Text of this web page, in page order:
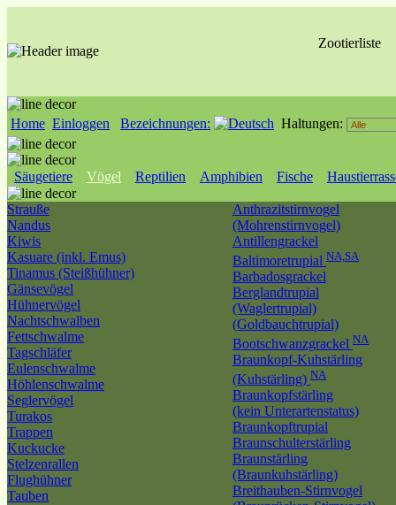
Zootierliste
Home Einloggen Bezeichnungen: Haltungen:
Säugetiere Vögel Reptilien Amphibien Fische
Strauße
Nandus
Kiwis
Kasuare (inkl. Emus)
Tinamus (Steißhühner)
Gänsevögel
Hühnervögel
Nachtschwalben
Fettschwalme
Tagschläfer
Eulenschwalme
Höhlenschwalme
Seglervögel
Turakos
Trappen
Kuckucke
Stelzenrallen
Flughühner
Tauben
Anthrazitstirnvogel
(Mohrenstirnvogel)
Antillengrackel
Baltimoretrupial NA,SA
Barbadosgrackel
Berglandtrupial
(Waglertrupial)
(Goldbauchtrupial)
Bootschwanzgrackel NA
Braunkopf-Kuhstärling
(Kuhstärling) NA
Braunkopfstärling
(kein Unterartenstatus)
Braunkopftrupial
Braunschulterstärling
Braunstärling
(Braunkuhstärling)
Breithauben-Stirnvogel